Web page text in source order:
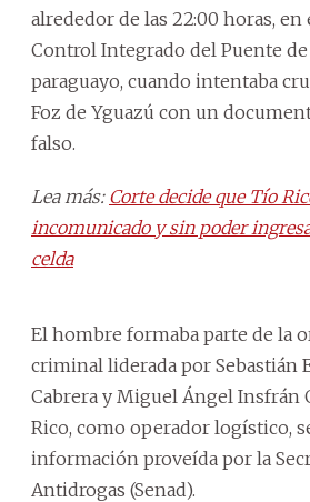
alrededor de las 22:00 horas, en
Control Integrado del Puente
paraguayo, cuando intentaba
Foz de Yguazú con un
falso.
Lea más: Corte decide que Tío
incomunicado y sin poder
celda
El hombre formaba parte de la
criminal liderada por Sebastián
Cabrera y Miguel Ángel Insfrán
Rico, como operador logístico,
información proveída por la
Antidrogas (Senad).